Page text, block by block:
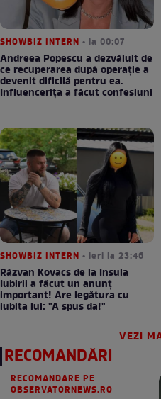
SHOWBIZ INTERN • la 00:07
Andreea Popescu a dezvăluit de
ce recuperarea după operație a
devenit dificilă pentru ea.
Influencerița a făcut confesiuni
SHOWBIZ INTERN • ieri la 23:46
Răzvan Kovacs de la Insula
Iubirii a făcut un anunț
important! Are legătura cu
iubita lui: "A spus da!"
VEZI
RECOMANDĂRI
RECOMANDARE PE
OBSERVATORNEWS.RO